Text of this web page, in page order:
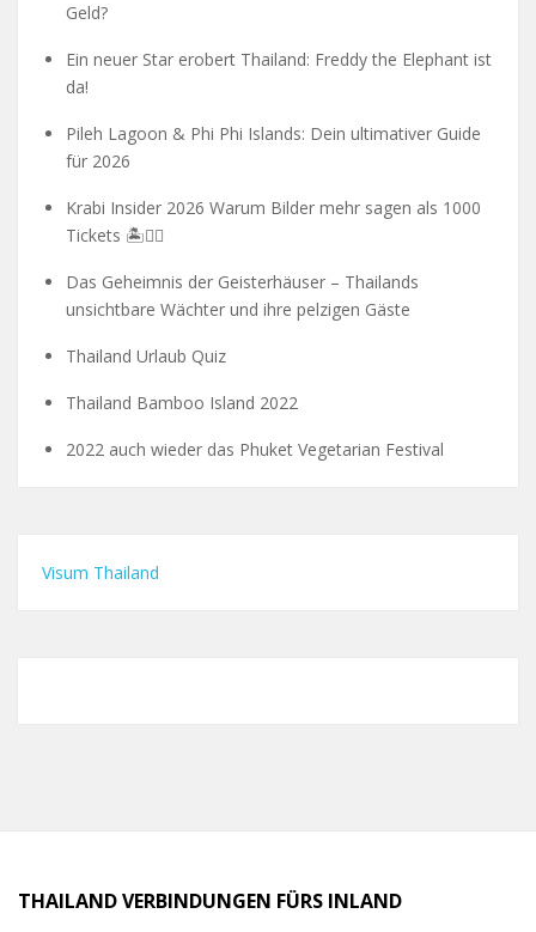
Geld?
Ein neuer Star erobert Thailand: Freddy the Elephant ist
da!
Pileh Lagoon & Phi Phi Islands: Dein ultimativer Guide
für 2026
Krabi Insider 2026 Warum Bilder mehr sagen als 1000
Tickets 🏝️🧗‍♂️
Das Geheimnis der Geisterhäuser – Thailands
unsichtbare Wächter und ihre pelzigen Gäste
Thailand Urlaub Quiz
Thailand Bamboo Island 2022
2022 auch wieder das Phuket Vegetarian Festival
Visum Thailand
THAILAND VERBINDUNGEN FÜRS INLAND